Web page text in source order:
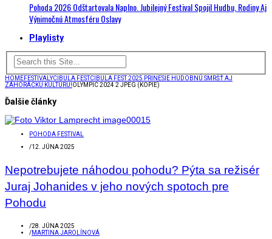
Pohoda 2026 Odštartovala Naplno. Jubilejný Festival Spojil Hudbu, Rodiny Aj
Výnimočnú Atmosféru Oslavy
Playlisty
HOMEFESTIVALYCIBULA FESTCIBULA FEST 2025 PRINESIE HUDOBNÚ SMRŠŤ AJ
ZÁHORÁCKU KULTÚRU!OLYMPIC 2024 2 JPEG (KOPIE)
Ďalšie články
POHODA FESTIVAL
/12. JÚNA 2025
Nepotrebujete náhodou pohodu? Pýta sa režisér
Juraj Johanides v jeho nových spotoch pre
Pohodu
/28. JÚNA 2025
/MARTINA JAROLÍNOVÁ